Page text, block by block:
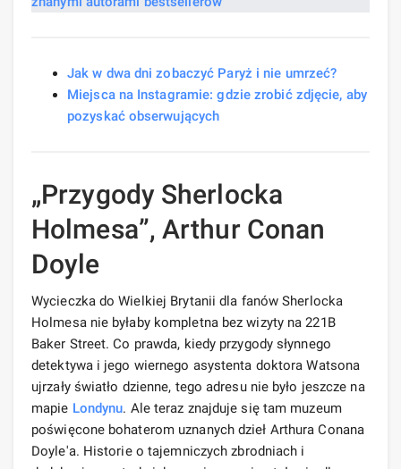
Jak w dwa dni zobaczyć Paryż i nie umrzeć?
Miejsca na Instagramie: gdzie zrobić zdjęcie, aby
pozyskać obserwujących
„Przygody Sherlocka
Holmesa”, Arthur Conan
Doyle
Wycieczka do Wielkiej Brytanii dla fanów Sherlocka
Holmesa nie byłaby kompletna bez wizyty na 221B
Baker Street. Co prawda, kiedy przygody słynnego
detektywa i jego wiernego asystenta doktora Watsona
ujrzały światło dzienne, tego adresu nie było jeszcze na
mapie Londynu. Ale teraz znajduje się tam muzeum
poświęcone bohaterom uznanych dzieł Arthura Conana
Doyle'a. Historie o tajemniczych zbrodniach i